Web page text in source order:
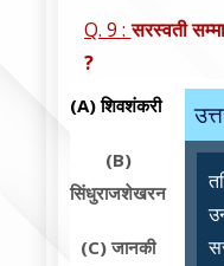
Q. 9 :सरस्वती
?
(A)शिवशंकरी
(B)
सिंधुराजशेखरन
(C)जानकी